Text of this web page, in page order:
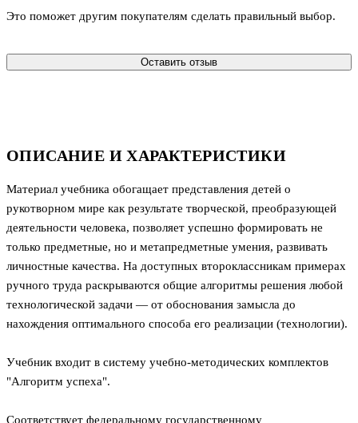
ОПИСАНИЕ И ХАРАКТЕРИСТИКИ
Материал учебника обогащает представления детей о
рукотворном мире как результате творческой, преобразующей
деятельности человека, позволяет успешно формировать не
только предметные, но и метапредметные умения, развивать
личностные качества. На доступных второклассникам примерах
ручного труда раскрываются общие алгоритмы решения любой
технологической задачи — от обоснования замысла до
нахождения оптимального способа его реализации (технологии).
Учебник входит в систему учебно-методических комплектов
"Алгоритм успеха".
Соответствует федеральному государственному
Это поможет другим покупателям сделать правильный выбор.
Оставить отзыв